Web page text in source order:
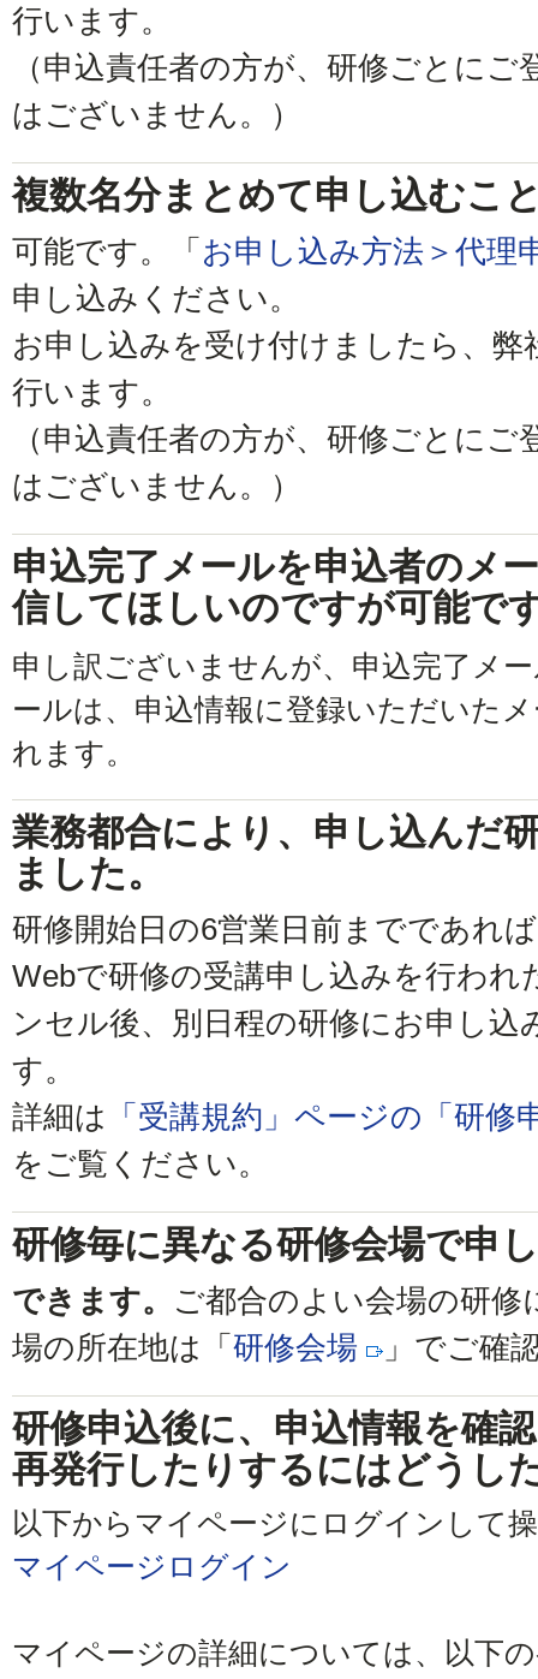
行います。
（申込責任者の方が、研修ごとに
はございません。）
複数名分まとめて申し込むこ
可能です。「 お申し込み方法＞代理
申し込みください。
お申し込みを受け付けましたら、弊
行います。
（申込責任者の方が、研修ごとに
はございません。）
申込完了メールを申込者のメ
信してほしいのですが可能で
申し訳ございませんが、申込完了メ
ールは、申込情報に登録いただいた
れます。
業務都合により、申し込んだ
ました。
研修開始日の6営業日前までであれ
Webで研修の受講申し込みを行われ
ンセル後、別日程の研修にお申し
す。
詳細は 「受講規約」ページの「研
をご覧ください。
研修毎に異なる研修会場で申
できます。 ご都合のよい会場の研
場の所在地は「 研修会場 」でご確
研修申込後に、申込情報を確
再発行したりするにはどうし
以下からマイページにログインして
マイページログイン
マイページの詳細については、以下